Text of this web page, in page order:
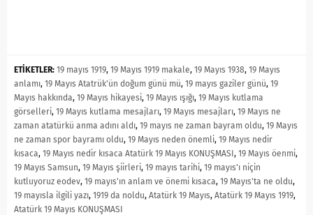
ETİKETLER: 19 mayıs 1919, 19 Mayıs 1919 makale, 19 Mayıs 1938, 19 Mayıs
anlamı, 19 Mayıs Atatrük'ün doğum günü mü, 19 mayıs gaziler günü, 19
Mayıs hakkında, 19 Mayıs hikayesi, 19 Mayıs ışığı, 19 Mayıs kutlama
görselleri, 19 Mayıs kutlama mesajları, 19 Mayıs mesajları, 19 Mayıs ne
zaman atatürkü anma adını aldı, 19 mayıs ne zaman bayram oldu, 19 Mayıs
ne zaman spor bayramı oldu, 19 Mayıs neden önemli, 19 Mayıs nedir
kısaca, 19 Mayıs nedir kısaca Atatürk 19 Mayıs KONUŞMASI, 19 Mayıs öenmi,
19 Mayıs Samsun, 19 Mayıs şiirleri, 19 mayıs tarihi, 19 mayıs'ı niçin
kutluyoruz eodev, 19 mayıs'ın anlam ve önemi kısaca, 19 Mayıs'ta ne oldu,
19 mayısla ilgili yazı, 1919 da noldu, Atatürk 19 Mayıs, Atatürk 19 Mayıs 1919,
Atatürk 19 Mayıs KONUŞMASI